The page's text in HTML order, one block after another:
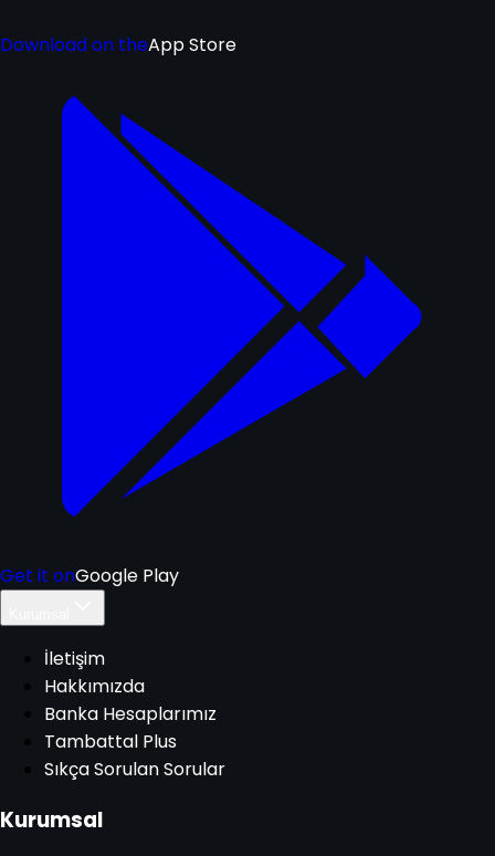
Download on theApp Store
Get it onGoogle Play
İletişim
Hakkımızda
Banka Hesaplarımız
Tambattal Plus
Sıkça Sorulan Sorular
Kurumsal